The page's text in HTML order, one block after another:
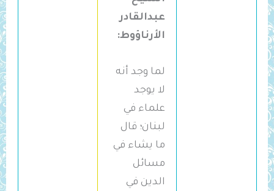
عبدالقادر
الأرناؤوط:
لما وجد أنه
لا يوجد
علماء في
لبنان؛ قال
ما يشاء في
مسائل
الدين في